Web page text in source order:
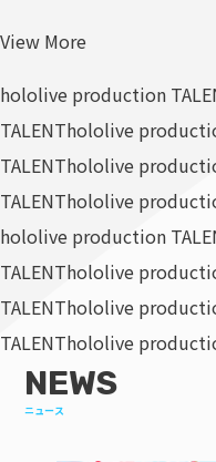
View More
hololive production
TALENThololive
TALENThololive
TALENThololive
hololive production
TALENThololive
TALENThololive
TALENThololive
NEWS
ニュース